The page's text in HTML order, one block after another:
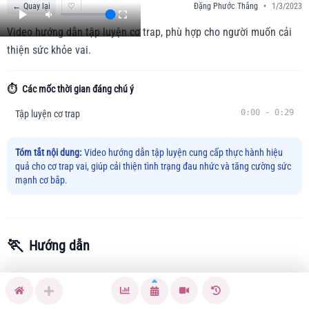
← Quay lại ♡ Đặng Phước Thắng • 1/3/2023
Video hướng dẫn tập luyện cơ trap, phù hợp cho người muốn cải
thiện sức khỏe vai.
⏱️ Các mốc thời gian đáng chú ý
Tập luyện cơ trap 0:00 - 0:29
Tóm tắt nội dung: Video hướng dẫn tập luyện cung cấp thực hành hiệu
quả cho cơ trap vai, giúp cải thiện tình trạng đau nhức và tăng cường sức
mạnh cơ bắp.
🏃 Hướng dẫn
Bạn có cảm giác đau nhức, căng cứng vùng vai và cổ? Bài